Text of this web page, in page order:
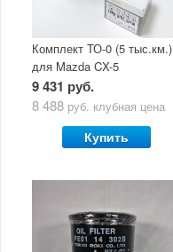
Комплект ТО-0 (5 тыс.км.)
для Mazda CX-5
(двигатель 2.0/2.5) с
маслом Mazda Original Oil
9 431 руб.
8 488 руб. клубная цена
Купить